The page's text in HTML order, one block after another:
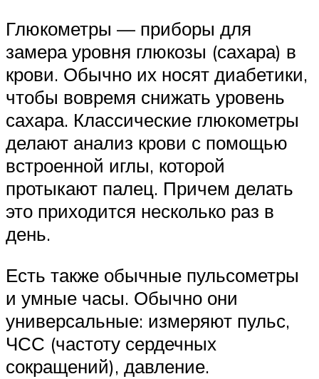
Глюкометры — приборы для
замера уровня глюкозы (сахара) в
крови. Обычно их носят диабетики,
чтобы вовремя снижать уровень
сахара. Классические глюкометры
делают анализ крови с помощью
встроенной иглы, которой
протыкают палец. Причем делать
это приходится несколько раз в
день.
Есть также обычные пульсометры
и умные часы. Обычно они
универсальные: измеряют пульс,
ЧСС (частоту сердечных
сокращений), давление.